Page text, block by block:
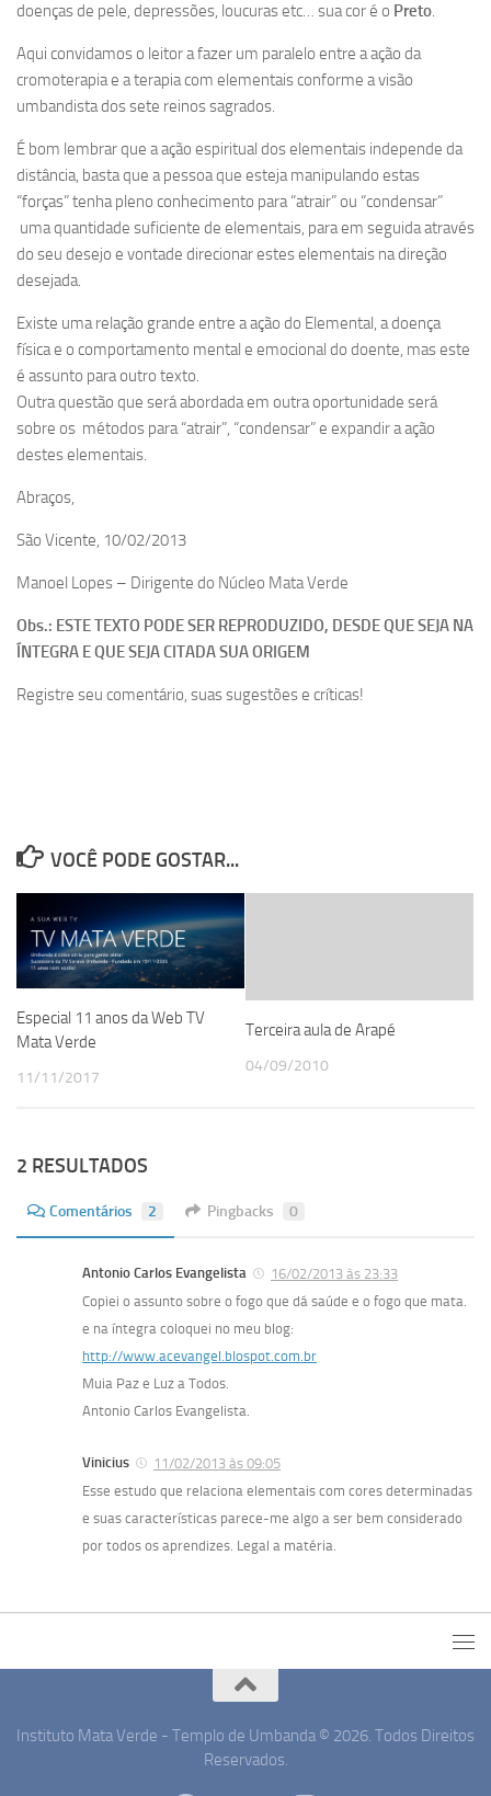
doenças de pele, depressões, loucuras etc… sua cor é o Preto.
Aqui convidamos o leitor a fazer um paralelo entre a ação da
cromoterapia e a terapia com elementais conforme a visão
umbandista dos sete reinos sagrados.
É bom lembrar que a ação espiritual dos elementais independe da
distância, basta que a pessoa que esteja manipulando estas
“forças” tenha pleno conhecimento para “atrair” ou “condensar”
uma quantidade suficiente de elementais, para em seguida através
do seu desejo e vontade direcionar estes elementais na direção
desejada.
Existe uma relação grande entre a ação do Elemental, a doença
física e o comportamento mental e emocional do doente, mas este
é assunto para outro texto.
Outra questão que será abordada em outra oportunidade será
sobre os métodos para “atrair”, “condensar” e expandir a ação
destes elementais.
Abraços,
São Vicente, 10/02/2013
Manoel Lopes – Dirigente do Núcleo Mata Verde
Obs.: ESTE TEXTO PODE SER REPRODUZIDO, DESDE QUE SEJA NA
ÍNTEGRA E QUE SEJA CITADA SUA ORIGEM
Registre seu comentário, suas sugestões e críticas!
VOCÊ PODE GOSTAR...
Especial 11 anos da Web TV
Mata Verde
11/11/2017
Terceira aula de Arapé
04/09/2010
2 RESULTADOS
Comentários 2 Pingbacks 0
Antonio Carlos Evangelista
16/02/2013 às 23:33
Copiei o assunto sobre o fogo que dá saúde e o fogo que mata.
e na íntegra coloquei no meu blog:
http://www.acevangel.blospot.com.br
Muia Paz e Luz a Todos.
Antonio Carlos Evangelista.
Vinicius
11/02/2013 às 09:05
Esse estudo que relaciona elementais com cores determinadas
e suas características parece-me algo a ser bem considerado
por todos os aprendizes. Legal a matéria.
Instituto Mata Verde - Templo de Umbanda © 2026. Todos Direitos
Reservados.